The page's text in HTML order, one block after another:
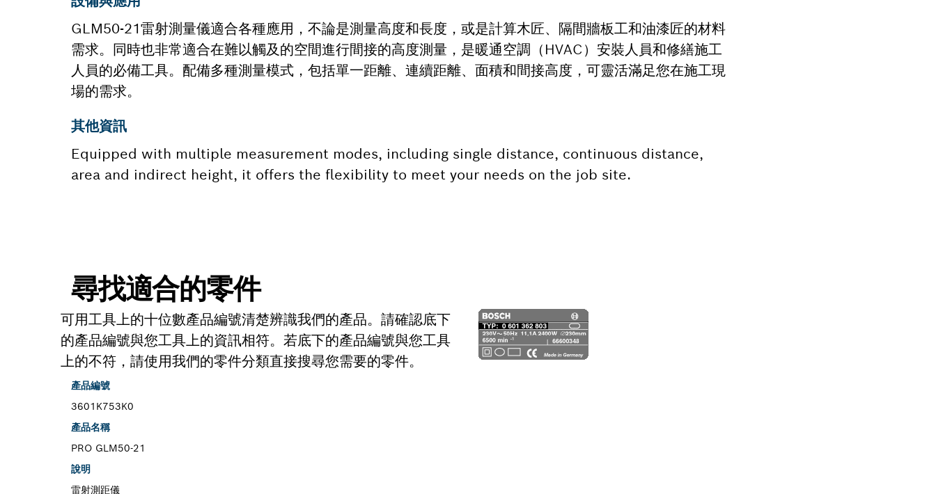
GLM50-21雷射測量儀適合各種應用，不論是測量高度和長度，或是計算木匠、隔間牆板工和油漆匠的材料
需求。同時也非常適合在難以觸及的空間進行間接的高度測量，是暖通空調（HVAC）安裝人員和修繕施工
人員的必備工具。配備多種測量模式，包括單一距離、連續距離、面積和間接高度，可靈活滿足您在施工現
場的需求。
其他資訊
Equipped with multiple measurement modes, including single distance, continuous distance,
area and indirect height, it offers the flexibility to meet your needs on the job site.
尋找適合的零件
可用工具上的十位數產品編號清楚辨識我們的產品。請確認底下
的產品編號與您工具上的資訊相符。若底下的產品編號與您工具
上的不符，請使用我們的零件分類直接搜尋您需要的零件。
產品編號
3601K753K0
產品名稱
PRO GLM50-21
說明
雷射測距儀